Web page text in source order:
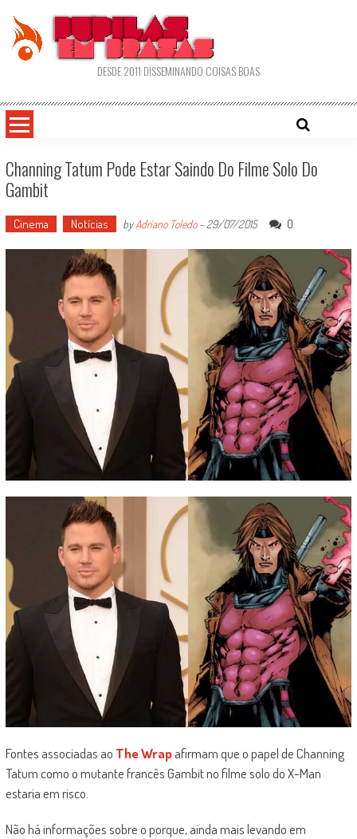
content
DESDE 2011 DISSEMINANDO COISAS BOAS
Channing Tatum Pode Estar Saindo Do Filme Solo Do
Gambit
Cinema Notícias byAdriano Toledo- 29/07/2015 0
Fontes associadas ao The Wrapafirmam que o papel de Channing
Tatum como o mutante francês Gambit no filme solo do X-Man
estaria em risco.
Não há informações sobre o porque, ainda mais levando em